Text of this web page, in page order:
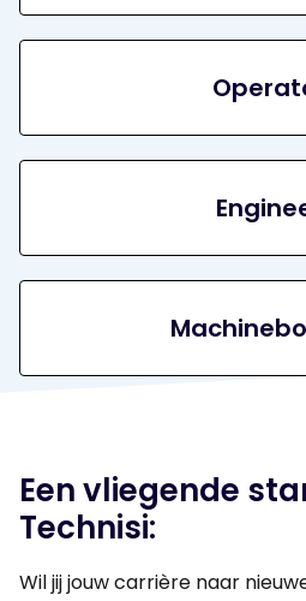
Een vliegende
Technisi:
Wil jij jouw carrière naar